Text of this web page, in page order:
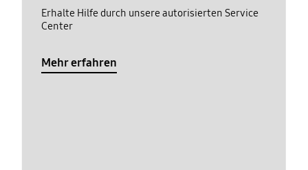
Erhalte Hilfe durch unsere autorisierten Service
Center
Mehr erfahren